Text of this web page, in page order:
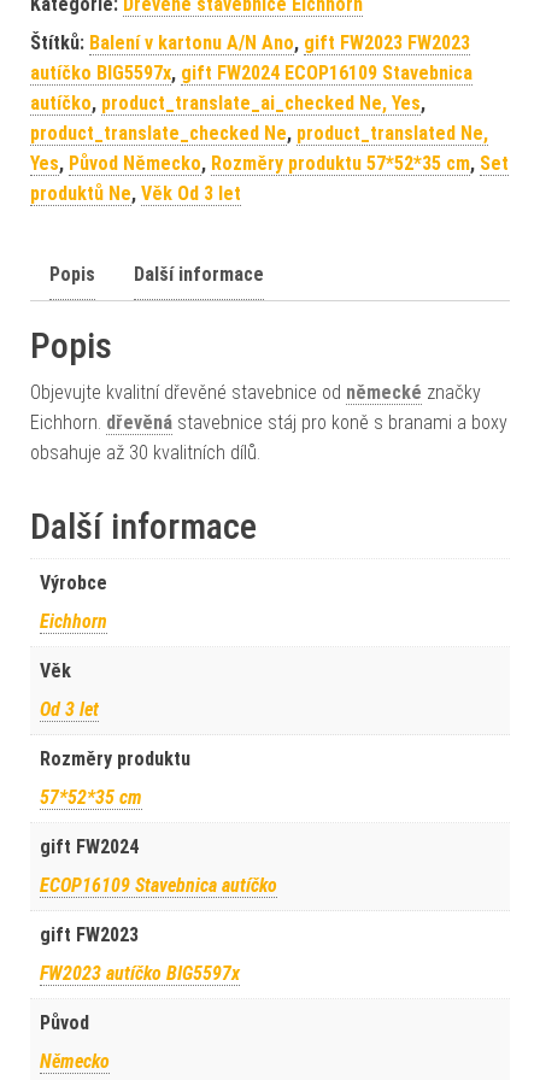
Štítků: Balení v kartonu A/N Ano, gift FW2023 FW2023
autíčko BIG5597x, gift FW2024 ECOP16109 Stavebnica
autíčko, product_translate_ai_checked Ne, Yes,
product_translate_checked Ne, product_translated Ne,
Yes, Původ Německo, Rozměry produktu 57*52*35 cm, Set
produktů Ne, Věk Od 3 let
Popis Další informace
Popis
Objevujte kvalitní dřevěné stavebnice od německé značky
Eichhorn. dřevěná stavebnice stáj pro koně s branami a boxy
obsahuje až 30 kvalitních dílů.
Další informace
Výrobce
Eichhorn
Věk
Od 3 let
Rozměry produktu
57*52*35 cm
gift FW2024
ECOP16109 Stavebnica autíčko
gift FW2023
FW2023 autíčko BIG5597x
Původ
Německo